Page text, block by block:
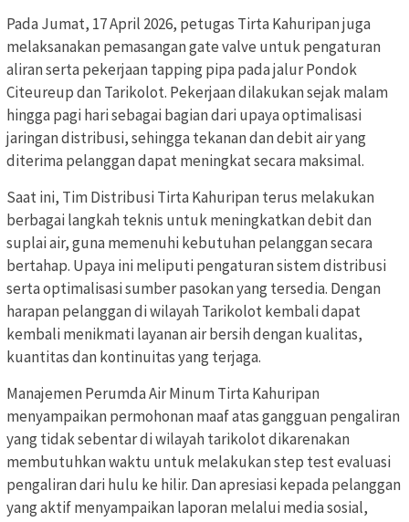
Pada Jumat, 17 April 2026, petugas Tirta Kahuripan juga
melaksanakan pemasangan gate valve untuk pengaturan
aliran serta pekerjaan tapping pipa pada jalur Pondok
Citeureup dan Tarikolot. Pekerjaan dilakukan sejak malam
hingga pagi hari sebagai bagian dari upaya optimalisasi
jaringan distribusi, sehingga tekanan dan debit air yang
diterima pelanggan dapat meningkat secara maksimal.
Saat ini, Tim Distribusi Tirta Kahuripan terus melakukan
berbagai langkah teknis untuk meningkatkan debit dan
suplai air, guna memenuhi kebutuhan pelanggan secara
bertahap. Upaya ini meliputi pengaturan sistem distribusi
serta optimalisasi sumber pasokan yang tersedia. Dengan
harapan pelanggan di wilayah Tarikolot kembali dapat
kembali menikmati layanan air bersih dengan kualitas,
kuantitas dan kontinuitas yang terjaga.
Manajemen Perumda Air Minum Tirta Kahuripan
menyampaikan permohonan maaf atas gangguan pengaliran
yang tidak sebentar di wilayah tarikolot dikarenakan
membutuhkan waktu untuk melakukan step test evaluasi
pengaliran dari hulu ke hilir. Dan apresiasi kepada pelanggan
yang aktif menyampaikan laporan melalui media sosial,